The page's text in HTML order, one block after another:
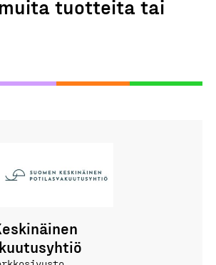
tuotteita tai